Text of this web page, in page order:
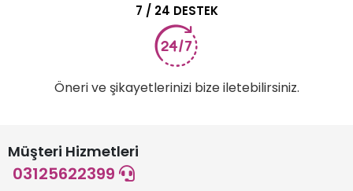
7 / 24 DESTEK
Öneri ve şikayetlerinizi bize iletebilirsiniz.
Müşteri Hizmetleri
03125622399